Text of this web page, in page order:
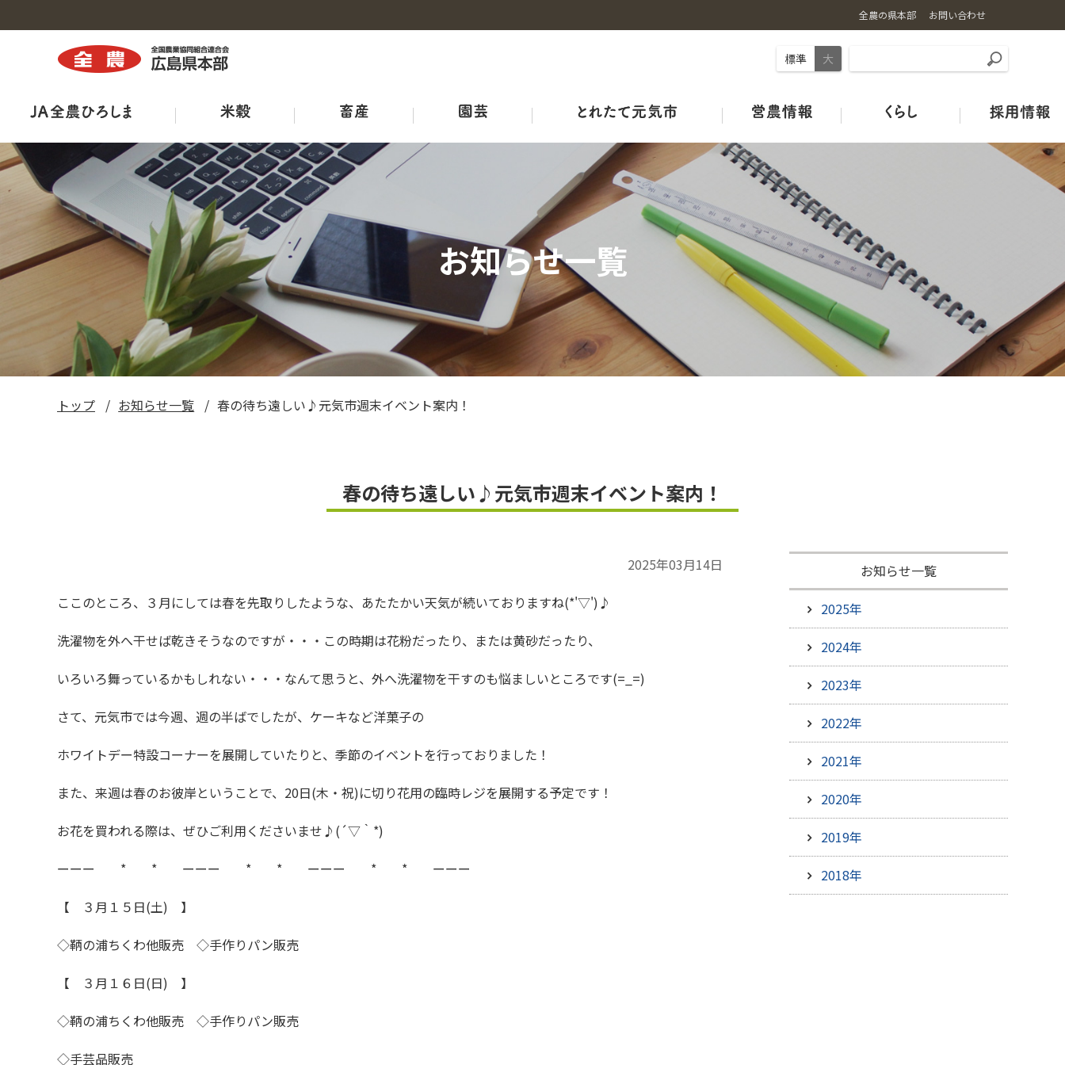
全農の県本部 お問い合わせ
標準 大
事業内容
組織図・事務所・事業所一覧 耕畜連携・資源循環ブランド３－Ｒ オフィシャルSNSのご紹介
お米の基礎知識
商品紹介 広島の酒米
工場・施設 品質管理室 特別栽培米ガイドライン
特栽ガイドライン（ＪＡ別） 生産者の皆さまへ お米の宅配便
TVCM 広島県産応援登録制度 【お米の通販はこちらから】
い～ねくん公式LINEスタンプ ＪＡお米のアンバサダー ひろしま米はひろしま愛プロジェクト
ギュギュ～と広島和牛
広島県三次家畜市場案内 鶏卵
鶏卵市況 HACCP取組状況
旬のカレンダー
ひろしま菜‘ｓ ひろしま野菜の産地マップ 青果市場カレンダー
出荷規格表
店舗情報
出店販売 みのりみのるプロジェクト
ＪＡタウン
土づくり
全農ひろしま型ハウスについて ＪＡグリーン店舗
産直市マッチングシステムＴＯＲＥＪＡ アグリサミット2025 中古農機マッチングシステムRe:Boonリブーン
ＪＡタウン
ＪＡ－ＳＳ ＪＡクミアイプロパン
ＪＡくらしの宅配便 お知らせ一覧
トップ お知らせ一覧 春の待ち遠しい♪元気市週末イベント案内！
春の待ち遠しい♪元気市週末イベント案内！
2025年03月14日
ここのところ、３月にしては春を先取りしたような、あたたかい天気が続いておりますね(*'▽')♪
洗濯物を外へ干せば乾きそうなのですが・・・この時期は花粉だったり、または黄砂だったり、
いろいろ舞っているかもしれない・・・なんて思うと、外へ洗濯物を干すのも悩ましいところです(=_=)
さて、元気市では今週、週の半ばでしたが、ケーキなど洋菓子の
ホワイトデー特設コーナーを展開していたりと、季節のイベントを行っておりました！
また、来週は春のお彼岸ということで、20日(木・祝)に切り花用の臨時レジを展開する予定です！
お花を買われる際は、ぜひご利用くださいませ♪(´▽｀*)
ーーー * * ーーー * * ーーー * * ーーー
【 ３月１５日(土) 】
◇鞆の浦ちくわ他販売 ◇手作りパン販売
【 ３月１６日(日) 】
◇鞆の浦ちくわ他販売 ◇手作りパン販売
◇手芸品販売
お知らせ一覧
2025年
2024年
2023年
2022年
2021年
2020年
2019年
2018年